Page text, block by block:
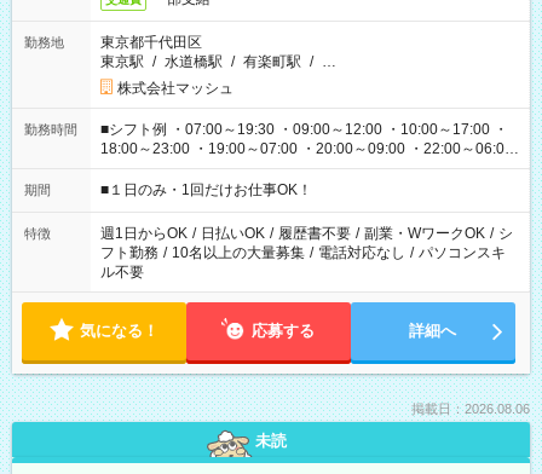
勤務地
東京都千代田区
東京駅 / 水道橋駅 / 有楽町駅 / …
株式会社マッシュ
勤務時間
■シフト例 ・07:00～19:30 ・09:00～12:00 ・10:00～17:00 ・
18:00～23:00 ・19:00～07:00 ・20:00～09:00 ・22:00～06:00
etc ★最短で3時間で5,120円のお仕事から 15時間で2万円近く稼
げるお仕事も！ ご希望のお時間に合わせてご紹介！ ※シフトは
ください！
期間 ■１日のみ・1回だけお仕事OK！
特徴 週1日からOK / 日払いOK / 履歴書不要 / 副業・WワークOK / シ
フト勤務 / 10名以上の大量募集 / 電話対応なし / パソコンスキ
ル不要
気になる！ 応募する 詳細へ
掲載日：2026.08.06
未読